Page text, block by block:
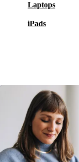
Laptops
iPads
€100 €199(-50%)
Meld
Mis